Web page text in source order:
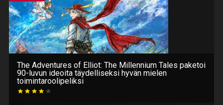
The Adventures of Elliot: The Millennium Tales paketoi
90-luvun ideoita täydelliseksi hyvän mielen
toimintaroolipeliksi